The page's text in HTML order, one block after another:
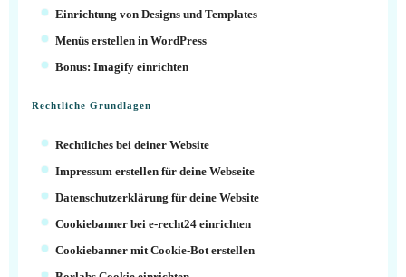
Einrichtung von Designs und Templates
Menüs erstellen in WordPress
Bonus: Imagify einrichten
Rechtliche Grundlagen
Rechtliches bei deiner Website
Impressum erstellen für deine Webseite
Datenschutzerklärung für deine Website
Cookiebanner bei e-recht24 einrichten
Cookiebanner mit Cookie-Bot erstellen